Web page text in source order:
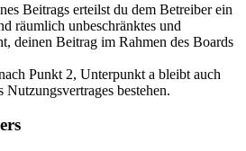
Beitrags erteilst du dem Betreiber ein
räumlich unbeschränktes und
deinen Beitrag im Rahmen des Boards
Punkt 2, Unterpunkt a bleibt auch
bestehen.